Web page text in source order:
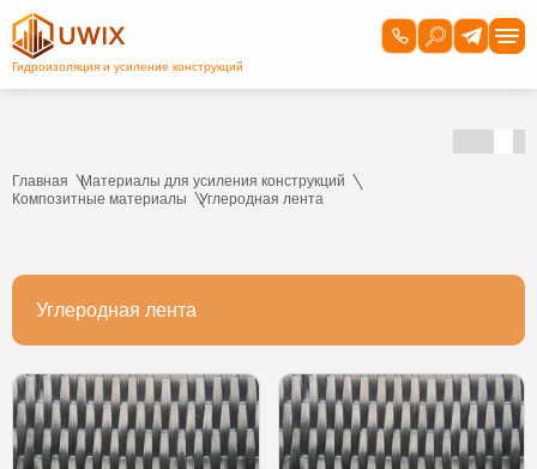
Главная
Материалы для усиления конструкций
Композитные материалы
Углеродная лента
Углеродная лента